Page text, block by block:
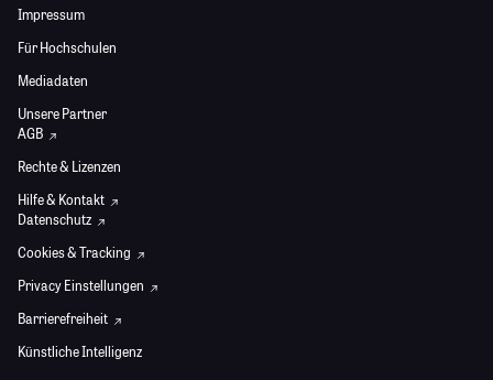
Impressum
Für Hochschulen
Mediadaten
Unsere Partner
AGB
Rechte & Lizenzen
Hilfe & Kontakt
Datenschutz
Cookies & Tracking
Privacy Einstellungen
Barrierefreiheit
Künstliche Intelligenz